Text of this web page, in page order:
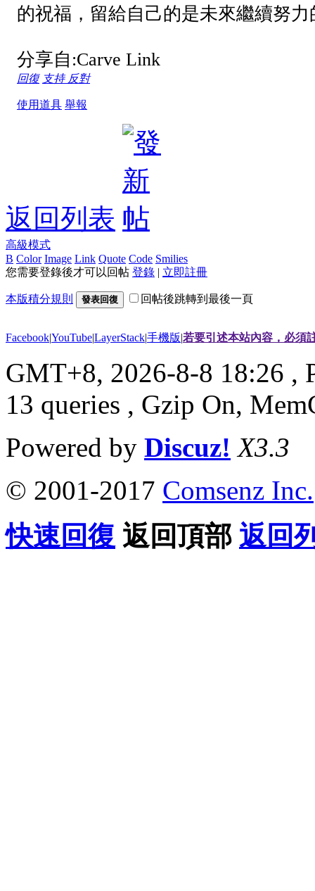
的祝福，留給自己的是未來繼續努力
分享自:Carve Link
回復 支持 反對
使用道具 舉報
返回列表
高級模式
B Color Image Link Quote Code Smilies
您需要登錄後才可以回帖 登錄 | 立即註冊
本版積分規則 發表回復 回帖後跳轉到最後一頁
Facebook|YouTube|LayerStack|手機版|若要引述本站內容，必須
GMT+8, 2026-8-8 18:26 ,
13 queries , Gzip On,
Powered by Discuz! X3.3
© 2001-2017 Comsenz Inc.
快速回復 返回頂部 返回